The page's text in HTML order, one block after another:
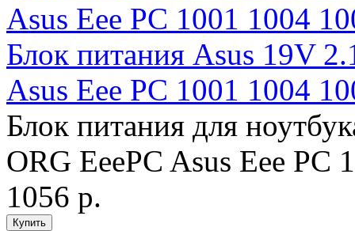
Блок питания Asus 19V
Asus Eee PC 1001 1004
Блок питания для
ORG EeePC Asus Eee PC
1056 р.